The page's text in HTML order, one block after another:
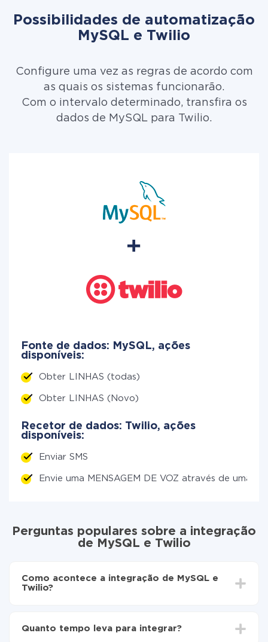
Possibilidades de automatização
MySQL e Twilio
Configure uma vez as regras de acordo com
as quais os sistemas funcionarão.
Com o intervalo determinado, transfira os
dados de MySQL para Twilio.
Fonte de dados: MySQL, ações
disponíveis:
Obter LINHAS (todas)
Obter LINHAS (Novo)
Recetor de dados: Twilio, ações
disponíveis:
Enviar SMS
Envie uma MENSAGEM DE VOZ através de uma
Perguntas populares sobre a integração
de MySQL e Twilio
Como acontece a integração de MySQL e
Twilio?
Twilio
Quanto tempo leva para integrar?